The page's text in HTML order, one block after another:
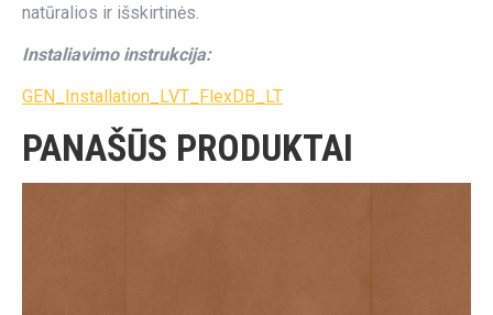
natūralios ir išskirtinės.
Instaliavimo instrukcija:
GEN_Installation_LVT_FlexDB_LT
PANAŠŪS PRODUKTAI